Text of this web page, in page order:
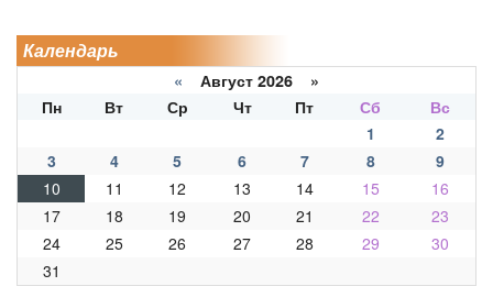
Календарь
« Август 2026 »
Пн
Вт Ср Чт Пт Сб
Вс
1
2
3
4 5 6 7 8
9
10
11 12 13 14 15
16
17
18 19 20 21 22
23
24
25 26 27 28 29
30
31